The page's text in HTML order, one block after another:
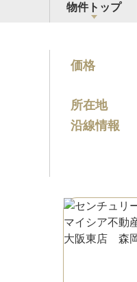
物件トップ
価格
所在地
沿線情報